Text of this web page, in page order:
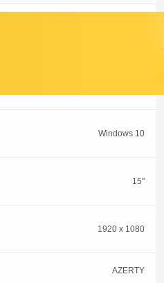
Windows 10
15"
1920 x 1080
AZERTY